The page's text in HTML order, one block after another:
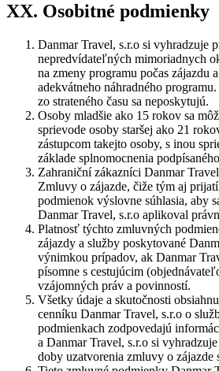
XX. Osobitné podmienky
Danmar Travel, s.r.o si vyhradzuje
nepredvídateľných mimoriadnych
na zmeny programu počas zájazdu
adekvátneho náhradného
zo strateného času sa neposkytujú.
Osoby mladšie ako 15 rokov sa
sprievode osoby staršej ako 21
zástupcom takejto osoby, s inou
základe splnomocnenia
Zahraniční zákazníci Danmar
Zmluvy o zájazde, čiže tým aj
podmienok výslovne súhlasia, aby
Danmar Travel, s.r.o aplikoval
Platnosť týchto zmluvných
zájazdy a služby poskytované
výnimkou prípadov, ak Danmar
písomne s cestujúcim
vzájomných práv a povinností.
Všetky údaje a skutočnosti
cenníku Danmar Travel, s.r.o o
podmienkach zodpovedajú
a Danmar Travel, s.r.o si
doby uzatvorenia zmluvy o zájazde